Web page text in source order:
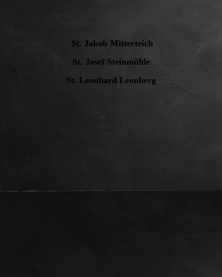
St. Jakob Mitterteich
St. Josef Steinmühle
St. Leonhard Leonberg